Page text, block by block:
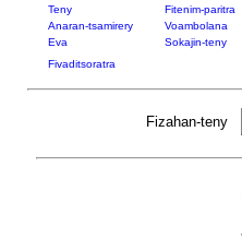
Teny Fitenim-paritra
Anaran-tsamirery
Voambolana
Eva
Sokajin-teny
Fivaditsoratra
Fizahan-teny